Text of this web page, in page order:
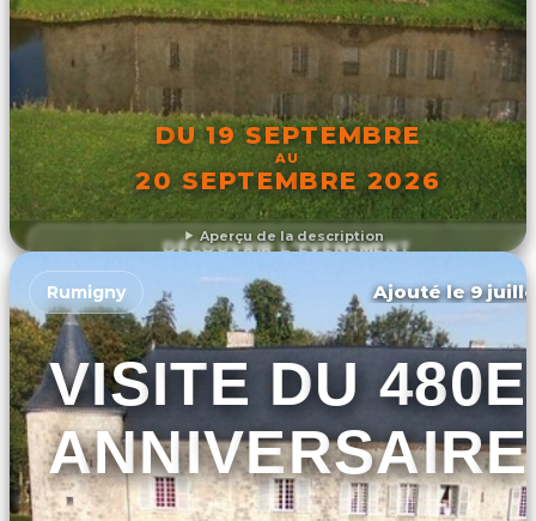
Aperçu de la description
DU 19 SEPTEMBRE
AU
20 SEPTEMBRE 2026
DÉCOUVRIR L'ÉVÉNEMENT
Rumigny Ajouté le 9
VISITE DU 480E
ANNIVERSAIRE